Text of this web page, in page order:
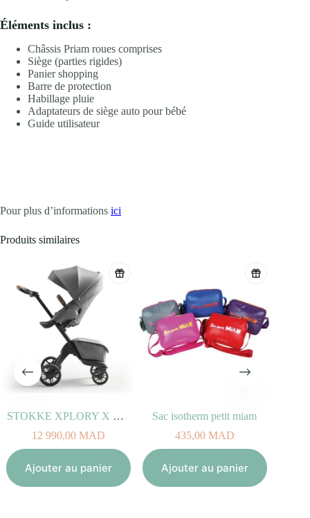
Éléments inclus :
Châssis Priam roues comprises
Siège (parties rigides)
Panier shopping
Barre de protection
Habillage pluie
Adaptateurs de siège auto pour bébé
Guide utilisateur
Pour plus d’informations ici
Produits similaires
STOKKE XPLORY X Gris Moderne
12 990,00MAD
Ajouter au panier
Sac isotherm petit miam
435,00MAD
Ajouter au panier